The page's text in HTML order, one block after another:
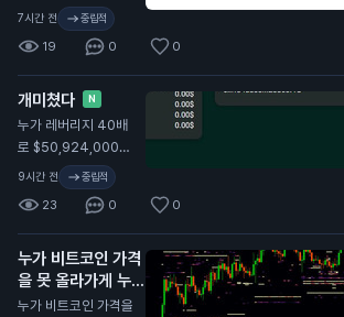
레기 같은 저항 드디
어 뚫리고 바로 다음
구간으로 텔포 간다
7시간 전 중립적
19 0 0
개미쳤다 N
누가 레버리지 40배
로 $50,924,000짜
리 BTC 숏 박았다.
청산까지 $163 남음.
9시간 전 중립적
23 0 0
누가 비트코인 가격
을 못 올라가게 누르
고 있네
N
누가 비트코인 가격을